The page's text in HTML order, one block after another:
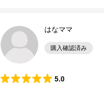
はなママ
購入確認済み
5.0